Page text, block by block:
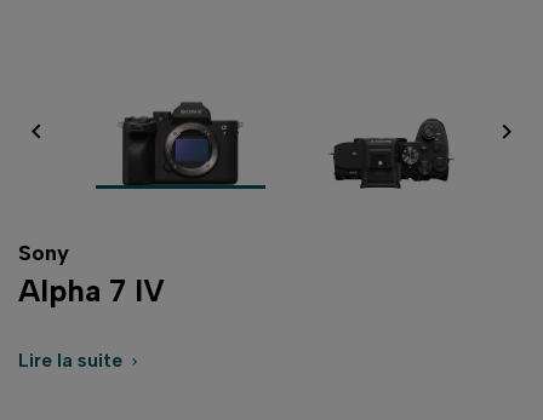
 
Sony
Alpha 7 IV
Lire la suite 